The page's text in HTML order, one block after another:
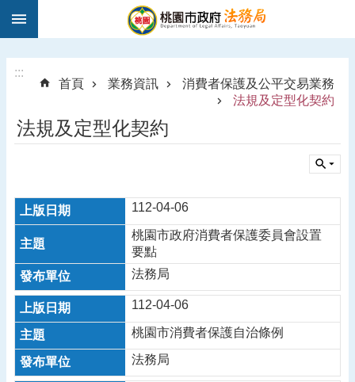
跳到主要內容區塊
9
律
諮
進
階
搜
尋
訊
息
公
告
:::
首頁
業務資訊
消費者保護及公平交易業務
法規及定型化契約
法規及定型化契約
112-04-06
桃園市政府消費者保護委員會設置
要點
法務局
112-04-06
桃園市消費者保護自治條例
法務局